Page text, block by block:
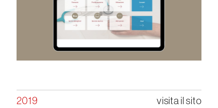
2019 visita il sito